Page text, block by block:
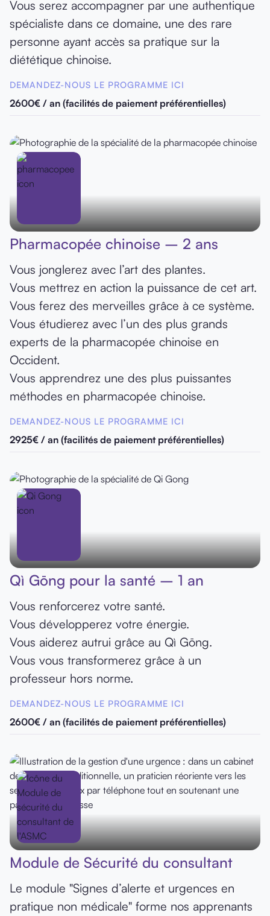
Vous serez accompagner par une authentique
spécialiste dans ce domaine, une des rare
personne ayant accès sa pratique sur la
diététique chinoise.
DEMANDEZ-NOUS LE PROGRAMME ICI
2600€ / an (facilités de paiement préférentielles)
Pharmacopée chinoise – 2 ans
Vous jonglerez avec l’art des plantes.
Vous mettrez en action la puissance de cet art.
Vous ferez des merveilles grâce à ce système.
Vous étudierez avec l’un des plus grands
experts de la pharmacopée chinoise en
Occident.
Vous apprendrez une des plus puissantes
méthodes en pharmacopée chinoise.
DEMANDEZ-NOUS LE PROGRAMME ICI
2925€ / an (facilités de paiement préférentielles)
Qì Gōng pour la santé – 1 an
Vous renforcerez votre santé.
Vous développerez votre énergie.
Vous aiderez autrui grâce au Qì Gōng.
Vous vous transformerez grâce à un
professeur hors norme.
DEMANDEZ-NOUS LE PROGRAMME ICI
2600€ / an (facilités de paiement préférentielles)
Module de Sécurité du consultant
Le module "Signes d’alerte et urgences en
pratique non médicale" forme nos apprenants